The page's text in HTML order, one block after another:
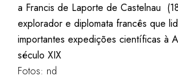
a Francis de Laporte de Castelnau
explorador e diplomata francês que
importantes expedições científicas à
século XIX
Fotos: nd